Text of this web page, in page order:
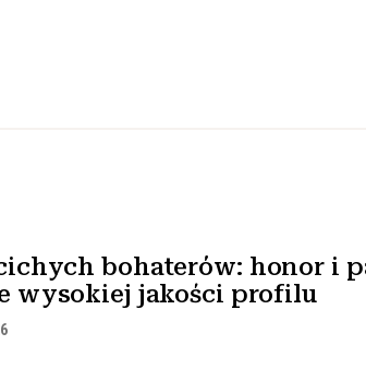
bohaterów: honor i
wysokiej jakości profilu